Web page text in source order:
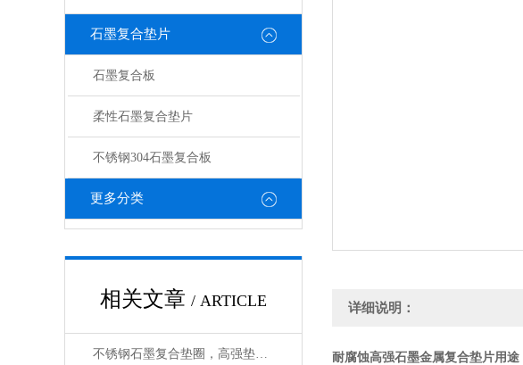
石墨复合垫片
石墨复合板
柔性石墨复合垫片
不锈钢304石墨复合板
更多分类
相关文章 / ARTICLE
不锈钢石墨复合垫圈，高强垫片生产工艺
详细说明：
耐腐蚀高强石墨金属复合垫片用途